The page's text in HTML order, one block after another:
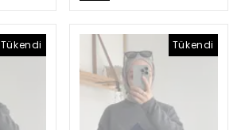
Tükendi Tükendi